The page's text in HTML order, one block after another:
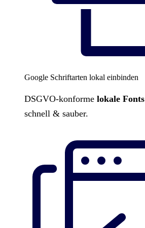
Google Schriftarten lokal einbinden
DSGVO-konforme lokale Fonts
schnell & sauber.